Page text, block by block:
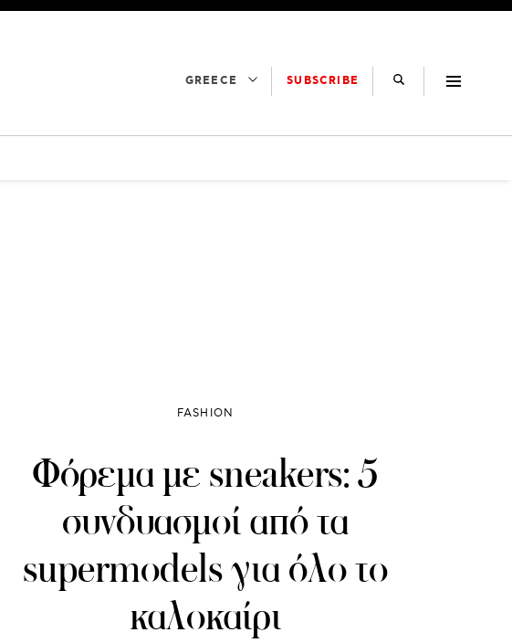
GREECE SUBSCRIBE
FASHION
Φόρεμα με sneakers: 5
συνδυασμοί από τα
supermodels για όλο το
καλοκαίρι